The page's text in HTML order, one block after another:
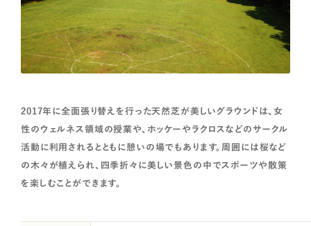
2017年に全面張り替えを行った天然芝が美しいグラウンドは、女
性のウェルネス領域の授業や、ホッケーやラクロスなどのサークル
活動に利用されるとともに憩いの場でもあります。周囲には桜など
の木々が植えられ、四季折々に美しい景色の中でスポーツや散策
を楽しむことができます。